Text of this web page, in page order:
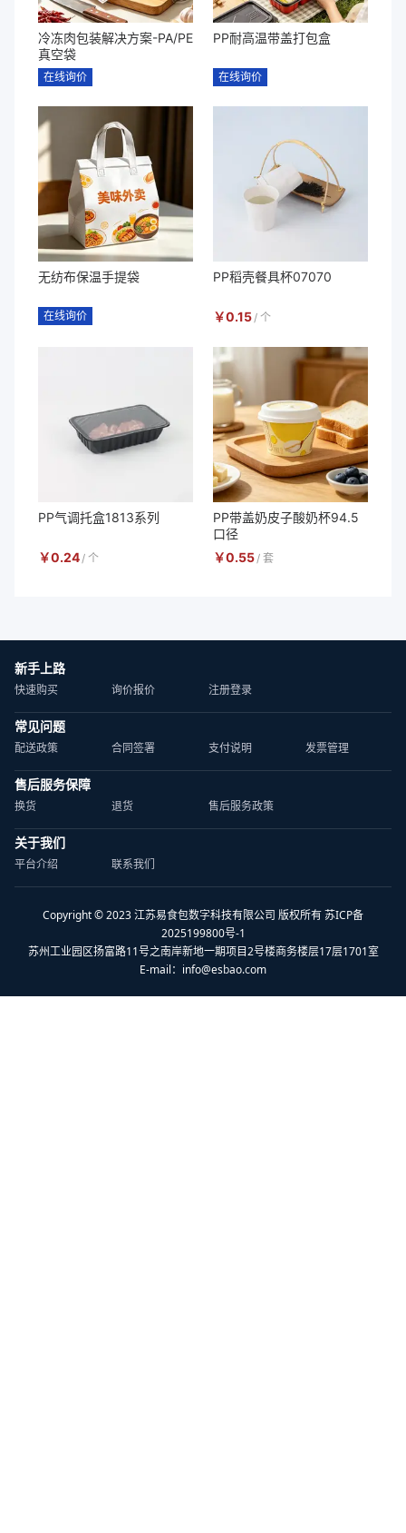
冷冻肉包装解决方案-PA/PE
真空袋
在线询价
PP耐高温带盖打包盒
在线询价
无纺布保温手提袋
在线询价
PP稻壳餐具杯07070
￥0.15 / 个
PP气调托盒1813系列
￥0.24 / 个
PP带盖奶皮子酸奶杯94.5
口径
￥0.55 / 套
新手上路
快速购买 询价报价 注册登录
常见问题
配送政策 合同签署 支付说明 发票管理
售后服务保障
换货 退货 售后服务政策
关于我们
平台介绍 联系我们
Copyright © 2023 江苏易食包数字科技有限公司 版权所有 苏ICP备
2025199800号-1
苏州工业园区扬富路11号之南岸新地一期项目2号楼商务楼层17层1701室
E-mail： info@esbao.com